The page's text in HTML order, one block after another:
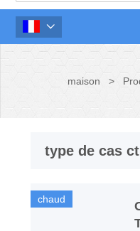

maison >
type de cas ct
chaud